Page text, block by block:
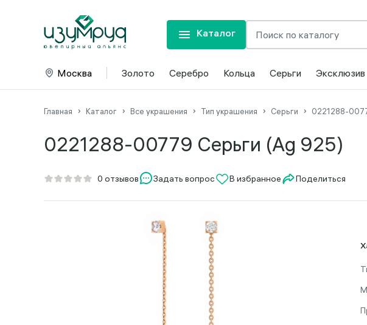
Каталог
Москва Золото Серебро Кольца Серьги Эксклюзив
Главная Каталог Все украшения Тип украшения Серьги 0221288-
0221288-00779 Серьги (Ag 925)
Задать вопрос Поделиться